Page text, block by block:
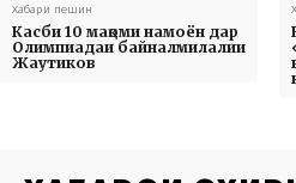
Хабари пешин
Касби 10 мақоми намоён дар
Олимпиадаи байналмилалии
Жаутиков